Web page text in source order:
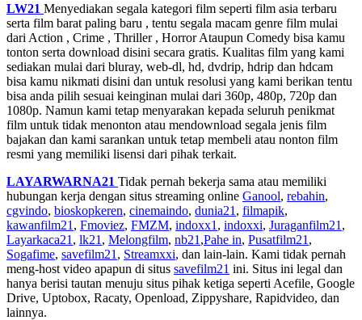
LW21 Menyediakan segala kategori film seperti film asia terbaru
serta film barat paling baru , tentu segala macam genre film mulai
dari Action , Crime , Thriller , Horror Ataupun Comedy bisa kamu
tonton serta download disini secara gratis. Kualitas film yang kami
sediakan mulai dari bluray, web-dl, hd, dvdrip, hdrip dan hdcam
bisa kamu nikmati disini dan untuk resolusi yang kami berikan tentu
bisa anda pilih sesuai keinginan mulai dari 360p, 480p, 720p dan
1080p. Namun kami tetap menyarakan kepada seluruh penikmat
film untuk tidak menonton atau mendownload segala jenis film
bajakan dan kami sarankan untuk tetap membeli atau nonton film
resmi yang memiliki lisensi dari pihak terkait.
LAYARWARNA21 Tidak pernah bekerja sama atau memiliki
hubungan kerja dengan situs streaming online Ganool, rebahin,
cgvindo, bioskopkeren, cinemaindo, dunia21 , filmapik,
kawanfilm21 , Fmoviez, FMZM, indoxx1 , indoxxi, Juraganfilm21 ,
Layarkaca21 , lk21 , Melongfilm, nb21 ,Pahe in, Pusatfilm21 ,
Sogafime, savefilm21 , Streamxxi, dan lain-lain. Kami tidak pernah
meng-host video apapun di situs savefilm21 ini. Situs ini legal dan
hanya berisi tautan menuju situs pihak ketiga seperti Acefile, Google
Drive, Uptobox, Racaty, Openload, Zippyshare, Rapidvideo, dan
lainnya.